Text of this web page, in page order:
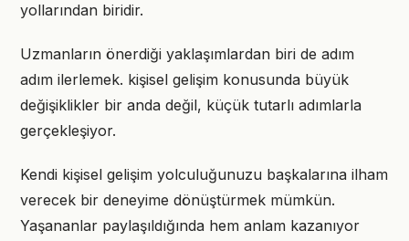
yollarından biridir.
Uzmanların önerdiği yaklaşımlardan biri de adım
adım ilerlemek. kişisel gelişim konusunda büyük
değişiklikler bir anda değil, küçük tutarlı adımlarla
gerçekleşiyor.
Kendi kişisel gelişim yolculuğunuzu başkalarına ilham
verecek bir deneyime dönüştürmek mümkün.
Yaşananlar paylaşıldığında hem anlam kazanıyor